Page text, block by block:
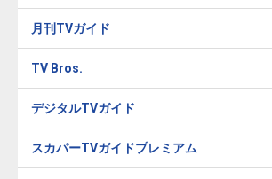
月刊TVガイド
TV Bros.
デジタルTVガイド
スカパーTVガイドプレミアム